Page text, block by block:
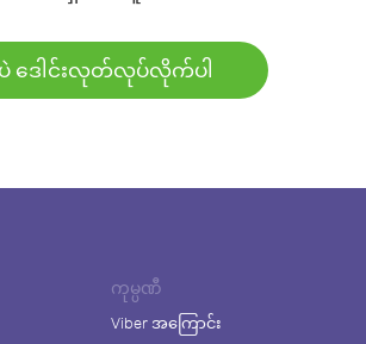
ဒေါင်းလုတ်လုပ်လိုက်ပါ
ကုမ္ပဏီ
Viber အကြောင်း